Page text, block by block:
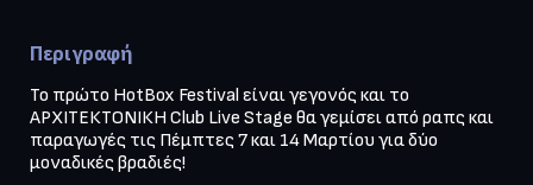
Περιγραφή
Το πρώτο HotBox Festival είναι γεγονός και το
ΑΡΧΙΤΕΚΤΟΝΙΚΗ Club Live Stage θα γεμίσει από ραπς και
παραγωγές τις Πέμπτες 7 και 14 Μαρτίου για δύο
μοναδικές βραδιές!